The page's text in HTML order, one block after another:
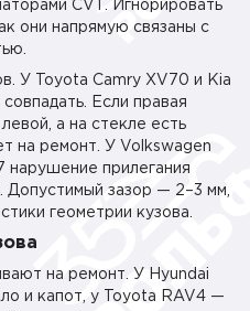
CVT. Игнорировать
они напрямую связаны с
У Toyota Camry XV70 и Kia
Если правая
а на стекле есть
на ремонт. У Volkswagen
нарушение прилегания
Допустимый зазор — 2–3 мм,
геометрии кузова.
на ремонт. У Hyundai
и капот, у Toyota RAV4 —